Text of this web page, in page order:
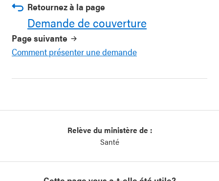
Retournez à la page
Demande de couverture
Page suivante
Comment présenter une demande
Relève du ministère de :
Santé